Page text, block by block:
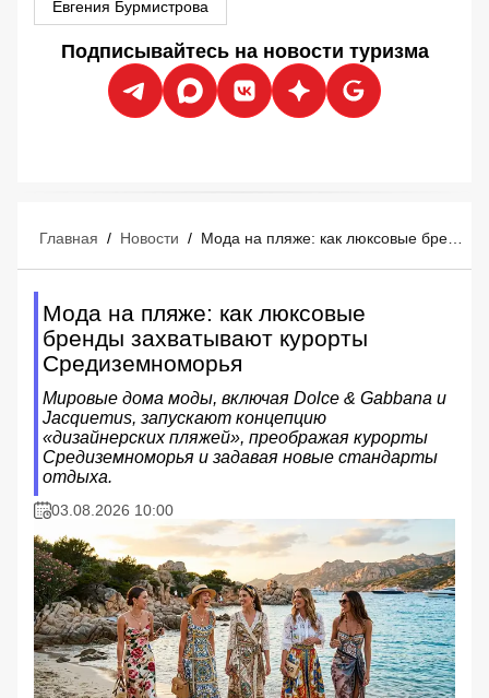
Евгения Бурмистрова
Подписывайтесь на новости туризма
Главная / Новости /
Мода на пляже: как люксовые
бренды захватывают курорты
Средиземноморья
Мировые дома моды, включая Dolce & Gabbana и
Jacquemus, запускают концепцию
«дизайнерских пляжей», преображая курорты
Средиземноморья и задавая новые стандарты
отдыха.
03.08.2026 10:00